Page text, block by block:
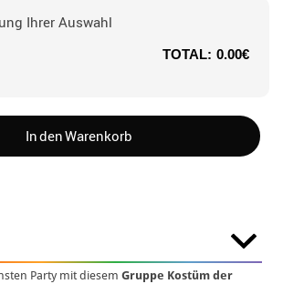
Ihrer Auswahl
TOTAL: 0.00€
In den Warenkorb
Party mit diesemGruppe Kostüm der